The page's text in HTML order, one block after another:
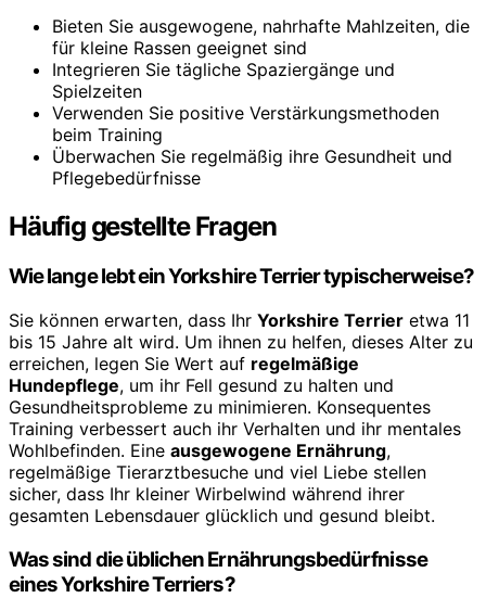
Bieten Sie ausgewogene, nahrhafte Mahlzeiten, die
für kleine Rassen geeignet sind
Integrieren Sie tägliche Spaziergänge und
Spielzeiten
Verwenden Sie positive Verstärkungsmethoden
beim Training
Überwachen Sie regelmäßig ihre Gesundheit und
Pflegebedürfnisse
Häufig gestellte Fragen
Wie lange lebt ein Yorkshire Terrier typischerweise?
Sie können erwarten, dass Ihr Yorkshire Terrier etwa 11
bis 15 Jahre alt wird. Um ihnen zu helfen, dieses Alter zu
erreichen, legen Sie Wert auf regelmäßige
Hundepflege, um ihr Fell gesund zu halten und
Gesundheitsprobleme zu minimieren. Konsequentes
Training verbessert auch ihr Verhalten und ihr mentales
Wohlbefinden. Eine ausgewogene Ernährung,
regelmäßige Tierarztbesuche und viel Liebe stellen
sicher, dass Ihr kleiner Wirbelwind während ihrer
gesamten Lebensdauer glücklich und gesund bleibt.
Was sind die üblichen Ernährungsbedürfnisse
eines Yorkshire Terriers?